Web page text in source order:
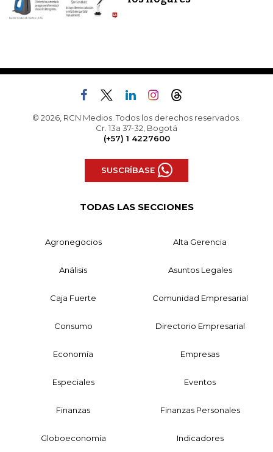
© 2026, RCN Medios. Todos los derechos reservados.
Cr. 13a 37-32, Bogotá
(+57) 1 4227600
SUSCRÍBASE
TODAS LAS SECCIONES
Agronegocios Alta Gerencia
Análisis Asuntos Legales
Caja Fuerte Comunidad Empresarial
Consumo Directorio Empresarial
Economía Empresas
Especiales Eventos
Finanzas Finanzas Personales
Globoeconomía Indicadores